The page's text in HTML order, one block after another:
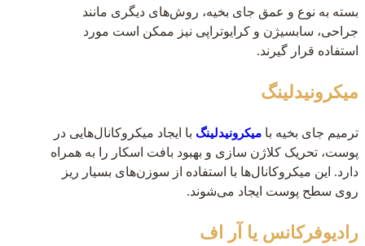
بسته به نوع و عمق جای بخیه، روش‌های دیگری مانند
جراحی، سابسیژن و کرایوتراپی نیز ممکن است مورد
استفاده قرار گیرند.
میکرونیدلینگ
ترمیم جای بخیه با میکرونیدلینگ با ایجاد میکروکانال‌هایی در
پوست، تحریک کلاژن سازی و بهبود بافت اسکار را به همراه
دارد. این میکروکانال‌ها با استفاده از سوزن‌های بسیار ریز
روی سطح پوست ایجاد می‌شوند.
رادیوفرکانس یا آر اف